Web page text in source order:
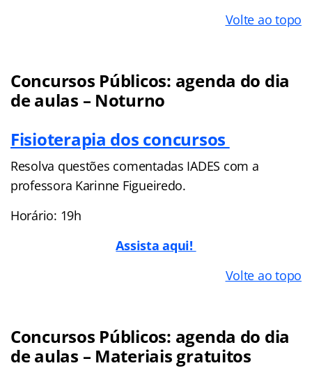
Volte ao topo
Concursos Públicos: agenda do dia
de aulas – Noturno
Fisioterapia dos concursos
Resolva questões comentadas IADES com a
professora Karinne Figueiredo.
Horário: 19h
Assista aqui!
Volte ao topo
Concursos Públicos: agenda do dia
de aulas – Materiais gratuitos